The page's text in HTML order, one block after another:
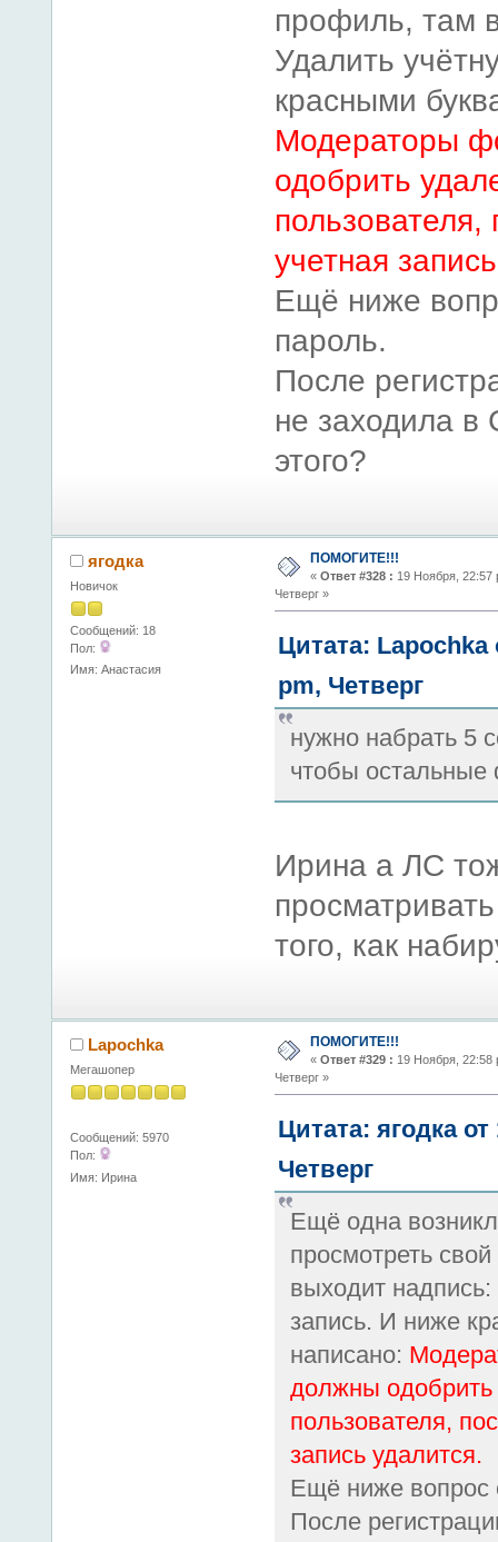
профиль, там
Удалить
красными
Модераторы
одобрить
пользователя,
учетная
Ещё ниже
пароль.
После
не заходила в
этого?
ягодка
Новичок
Сообщений: 18
Пол:
Имя: Анастасия
ПОМОГИТЕ!!!
« Ответ #328 : 19 Ноября, 22:57
Четверг »
Цитата:
pm, Четверг
нужно набрать 5
чтобы остальные
Ирина а ЛС
того, как
Lapochka
Мегашопер
Сообщений: 5970
Пол:
Имя: Ирина
ПОМОГИТЕ!!!
« Ответ #329 : 19 Ноября, 22:58
Четверг »
Цитата: ягодка
Четверг
Ещё одна
просмотреть
выходит
запись. И ниже
написано:
должны одобрить
пользователя,
запись удалится.
Ещё ниже вопрос
После